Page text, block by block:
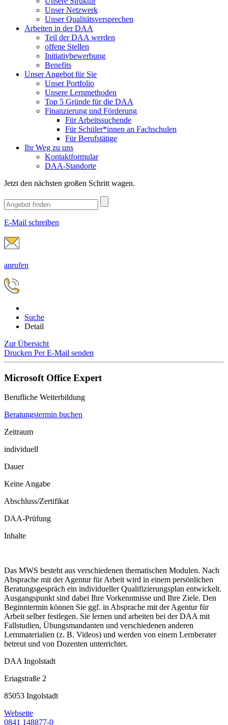
Unser Netzwerk
Unser Qualitätsversprechen
Arbeiten in der DAA
Teil der DAA werden
offene Stellen
Initiativbewerbung
Benefits
Unser Angebot für Sie
Unser Portfolio
Unsere Lernmethoden
Top 5 Gründe für die DAA
Finanzierung und Förderung
Für Arbeitssuchende
Für Schüler*innen an Fachschulen
Für Berufstätige
Ihr Weg zu uns
Kontaktformular
DAA-Standorte
Jetzt den nächsten großen Schritt wagen.
E-Mail schreiben
anrufen
Suche
Detail
Zur Übersicht
Drucken Per E-Mail senden
Microsoft Office Expert
Berufliche Weiterbildung
Beratungstermin buchen
Zeitraum
individuell
Dauer
Keine Angabe
Abschluss/Zertifikat
DAA-Prüfung
Inhalte
Das MWS besteht aus verschiedenen thematischen Modulen. Nach
Absprache mit der Agentur für Arbeit wird in einem persönlichen
Beratungsgespräch ein individueller Qualifizierungsplan entwickelt.
Ausgangspunkt sind dabei Ihre Vorkenntnisse und Ihre Ziele. Den
Beginntermin können Sie ggf. in Absprache mit der Agentur für
Arbeit selber festlegen. Sie lernen und arbeiten bei der DAA mit
Fallstudien, Übungsmandanten und verschiedenen anderen
Lernmaterialien (z. B. Videos) und werden von einem Lernberater
betreut und von Dozenten unterrichtet.
DAA Ingolstadt
Eriagstraße 2
85053 Ingolstadt
Webseite
0841 148877-0